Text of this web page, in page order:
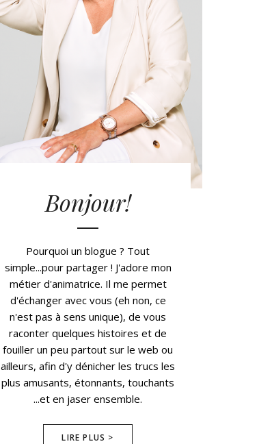
Bonjour!
Pourquoi un blogue ? Tout
simple...pour partager ! J'adore mon
métier d'animatrice. Il me permet
d'échanger avec vous (eh non, ce
n'est pas à sens unique), de vous
raconter quelques histoires et de
fouiller un peu partout sur le web ou
ailleurs, afin d'y dénicher les trucs les
plus amusants, étonnants, touchants
...et en jaser ensemble.
LIRE PLUS >